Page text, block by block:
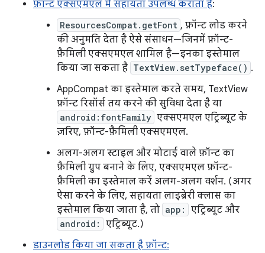
फ़ॉन्ट एक्सएमएल में सहायता उपलब्ध कराता है:
ResourcesCompat.getFont , फ़ॉन्ट लोड करने
की अनुमति देता है ऐसे संसाधन—जिनमें फ़ॉन्ट-
फ़ैमिली एक्सएमएल शामिल है—इनका इस्तेमाल
किया जा सकता है TextView.setTypeface() .
AppCompat का इस्तेमाल करते समय, TextView
फ़ॉन्ट रिसॉर्स तय करने की सुविधा देता है या
android:fontFamily एक्सएमएल एट्रिब्यूट के
ज़रिए, फ़ॉन्ट-फ़ैमिली एक्सएमएल.
अलग-अलग स्टाइल और मोटाई वाले फ़ॉन्ट का
फ़ैमिली ग्रुप बनाने के लिए, एक्सएमएल फ़ॉन्ट-
फ़ैमिली का इस्तेमाल करें अलग-अलग वर्शन. (अगर
ऐसा करने के लिए, सहायता लाइब्रेरी क्लास का
इस्तेमाल किया जाता है, तो app: एट्रिब्यूट और
android:
एट्रिब्यूट.)
डाउनलोड किया जा सकता है फ़ॉन्ट: